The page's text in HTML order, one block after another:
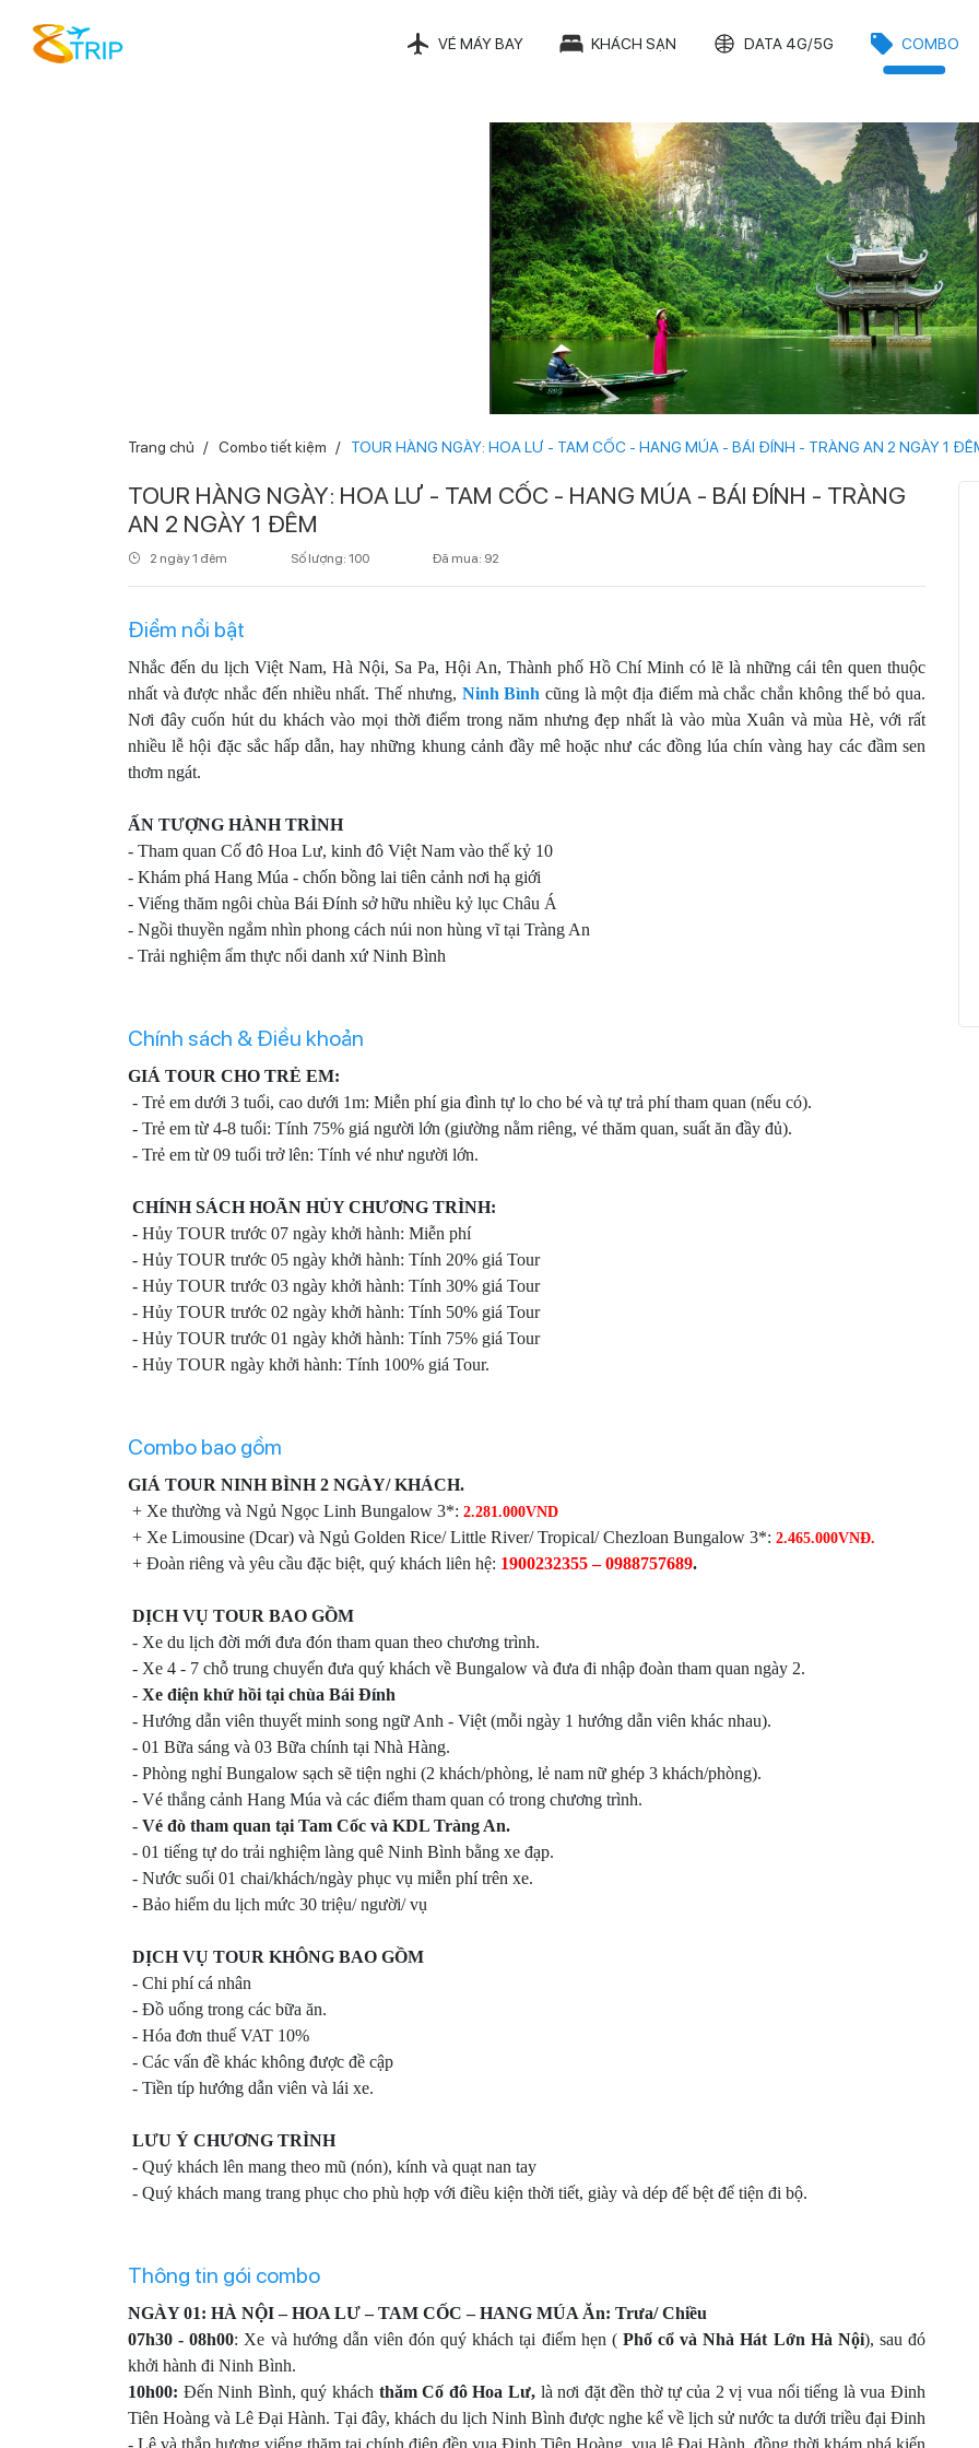
VÉ MÁY BAY KHÁCH SẠN DATA 4G/5G COMBO
Trang chủ Combo tiết kiệm TOUR HÀNG NGÀY: HOA LƯ - TAM CỐC - HANG MÚA - BÁI ĐÍNH - TRÀNG AN 2 NGÀY 1
TOUR HÀNG NGÀY: HOA LƯ - TAM CỐC - HANG MÚA - BÁI ĐÍNH - TRÀNG
AN 2 NGÀY 1 ĐÊM
2 ngày 1 đêm Số lượng: 100 Đã mua: 92
Điểm nổi bật
Nhắc đến du lịch Việt Nam, Hà Nội, Sa Pa, Hội An, Thành phố Hồ Chí Minh có lẽ là những cái tên quen thuộc
nhất và được nhắc đến nhiều nhất. Thế nhưng, Ninh Bình cũng là một địa điểm mà chắc chắn không thể bỏ qua.
Nơi đây cuốn hút du khách vào mọi thời điểm trong năm nhưng đẹp nhất là vào mùa Xuân và mùa Hè, với rất
nhiều lễ hội đặc sắc hấp dẫn, hay những khung cảnh đầy mê hoặc như các đồng lúa chín vàng hay các đầm sen
thơm ngát.
ẤN TƯỢNG HÀNH TRÌNH
- Tham quan Cố đô Hoa Lư, kinh đô Việt Nam vào thế kỷ 10
- Khám phá Hang Múa - chốn bồng lai tiên cảnh nơi hạ giới
- Viếng thăm ngôi chùa Bái Đính sở hữu nhiều kỷ lục Châu Á
- Ngồi thuyền ngắm nhìn phong cách núi non hùng vĩ tại Tràng An
- Trải nghiệm ẩm thực nổi danh xứ Ninh Bình
Chính sách & Điều khoản
GIÁ TOUR CHO TRẺ EM:
- Trẻ em dưới 3 tuổi, cao dưới 1m: Miễn phí gia đình tự lo cho bé và tự trả phí tham quan (nếu có).
- Trẻ em từ 4-8 tuổi: Tính 75% giá người lớn (giường nằm riêng, vé thăm quan, suất ăn đầy đủ).
- Trẻ em từ 09 tuổi trở lên: Tính vé như người lớn.
CHÍNH SÁCH HOÃN HỦY CHƯƠNG TRÌNH:
- Hủy TOUR trước 07 ngày khởi hành: Miễn phí
- Hủy TOUR trước 05 ngày khởi hành: Tính 20% giá Tour
- Hủy TOUR trước 03 ngày khởi hành: Tính 30% giá Tour
- Hủy TOUR trước 02 ngày khởi hành: Tính 50% giá Tour
- Hủy TOUR trước 01 ngày khởi hành: Tính 75% giá Tour
- Hủy TOUR ngày khởi hành: Tính 100% giá Tour.
Combo bao gồm
GIÁ TOUR NINH BÌNH 2 NGÀY/ KHÁCH.
+ Xe thường và Ngủ Ngọc Linh Bungalow 3*: 2.281.000VND
+ Xe Limousine (Dcar) và Ngủ Golden Rice/ Little River/ Tropical/ Chezloan Bungalow 3*: 2.465.000VNĐ.
+ Đoàn riêng và yêu cầu đặc biệt, quý khách liên hệ: 1900232355 – 0988757689.
DỊCH VỤ TOUR BAO GỒM
- Xe du lịch đời mới đưa đón tham quan theo chương trình.
- Xe 4 - 7 chỗ trung chuyển đưa quý khách về Bungalow và đưa đi nhập đoàn tham quan ngày 2.
- Xe điện khứ hồi tại chùa Bái Đính
- Hướng dẫn viên thuyết minh song ngữ Anh - Việt (mỗi ngày 1 hướng dẫn viên khác nhau).
- 01 Bữa sáng và 03 Bữa chính tại Nhà Hàng.
- Phòng nghỉ Bungalow sạch sẽ tiện nghi (2 khách/phòng, lẻ nam nữ ghép 3 khách/phòng).
- Vé thắng cảnh Hang Múa và các điểm tham quan có trong chương trình.
- Vé đò tham quan tại Tam Cốc và KDL Tràng An.
- 01 tiếng tự do trải nghiệm làng quê Ninh Bình bằng xe đạp.
- Nước suối 01 chai/khách/ngày phục vụ miễn phí trên xe.
- Bảo hiểm du lịch mức 30 triệu/ người/ vụ
DỊCH VỤ TOUR KHÔNG BAO GỒM
- Chi phí cá nhân
- Đồ uống trong các bữa ăn.
- Hóa đơn thuế VAT 10%
- Các vấn đề khác không được đề cập
- Tiền típ hướng dẫn viên và lái xe.
LƯU Ý CHƯƠNG TRÌNH
- Quý khách lên mang theo mũ (nón), kính và quạt nan tay
- Quý khách mang trang phục cho phù hợp với điều kiện thời tiết, giày và dép đế bệt để tiện đi bộ.
Thông tin gói combo
NGÀY 01: HÀ NỘI – HOA LƯ – TAM CỐC – HANG MÚA Ăn: Trưa/ Chiều
07h30 - 08h00: Xe và hướng dẫn viên đón quý khách tại điểm hẹn (Phố cổ và Nhà Hát Lớn Hà Nội), sau đó
khởi hành đi Ninh Bình.
10h00: Đến Ninh Bình, quý khách thăm Cố đô Hoa Lư, là nơi đặt đền thờ tự của 2 vị vua nổi tiếng là vua Đinh
Tiên Hoàng và Lê Đại Hành. Tại đây, khách du lịch Ninh Bình được nghe kể về lịch sử nước ta dưới triều đại Đinh
- Lê và thắp hương viếng thăm tại chính điện đền vua Đinh Tiên Hoàng, vua lê Đại Hành, đồng thời khám phá kiến